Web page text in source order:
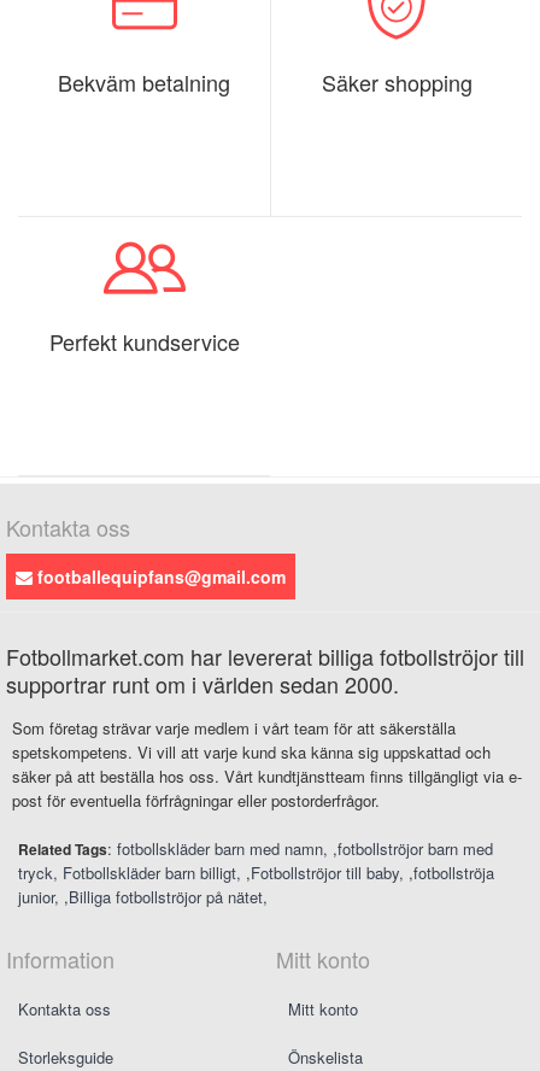
Bekväm betalning Säker shopping
Perfekt kundservice
Kontakta oss
footballequipfans@gmail.com
Fotbollmarket.com har levererat billiga fotbollströjor till
supportrar runt om i världen sedan 2000.
Som företag strävar varje medlem i vårt team för att säkerställa
spetskompetens. Vi vill att varje kund ska känna sig uppskattad och
säker på att beställa hos oss. Vårt kundtjänstteam finns tillgängligt via e-
post för eventuella förfrågningar eller postorderfrågor.
Related Tags: fotbollskläder barn med namn ,fotbollströjor barn med
tryck Fotbollskläder barn billigt ,Fotbollströjor till baby ,fotbollströja
junior ,Billiga fotbollströjor på nätet
Information
Kontakta oss
Storleksguide
Mitt konto
Mitt konto
Önskelista